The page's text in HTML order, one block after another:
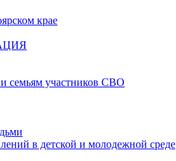
крае
семьям участников СВО
в детской и молодежной среде